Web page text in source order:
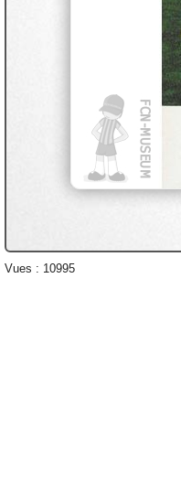
Vues : 10995